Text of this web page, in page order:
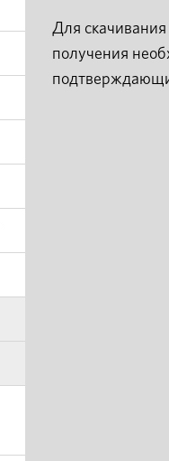
Для скачивания
получения